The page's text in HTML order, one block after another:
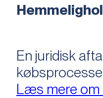
En juridisk
Læs mere om